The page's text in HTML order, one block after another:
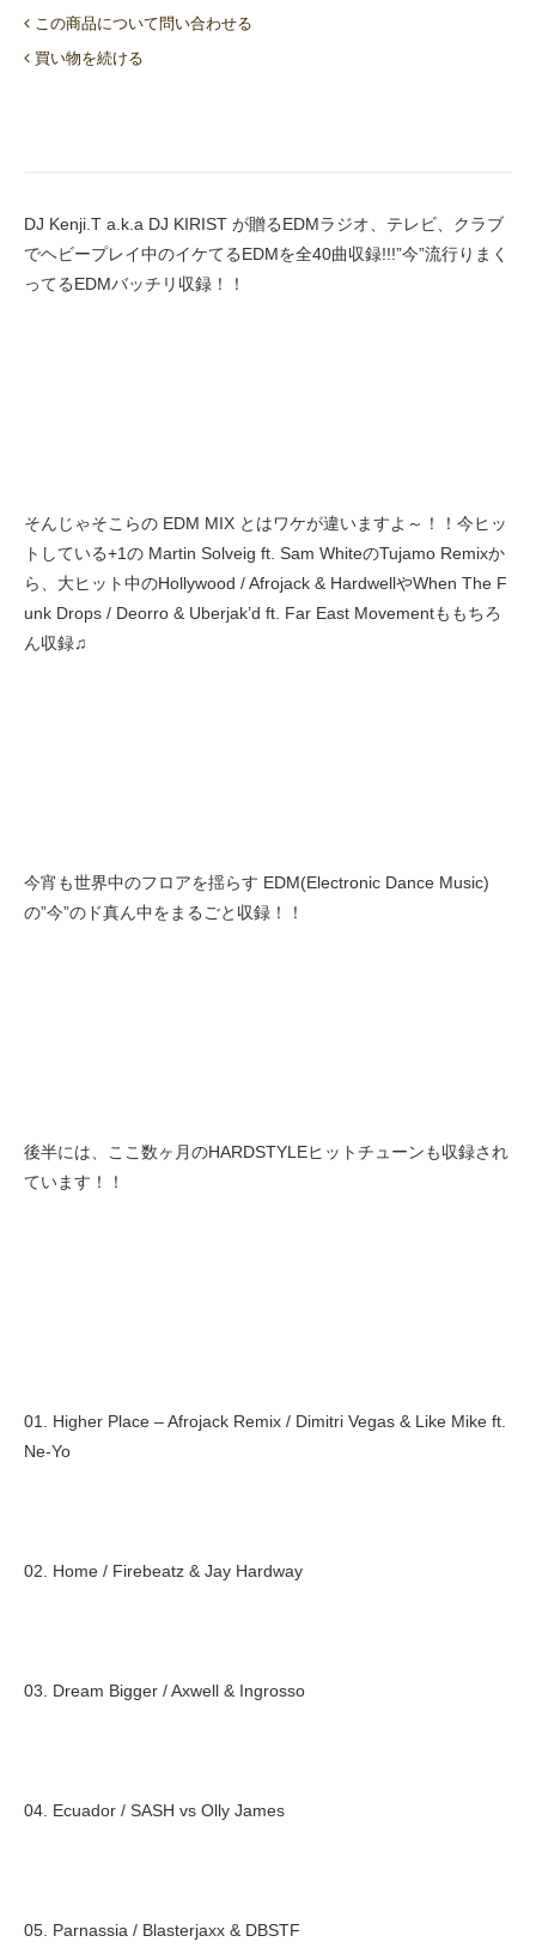
この商品について問い合わせる
買い物を続ける
DJ Kenji.T a.k.a DJ KIRIST が贈るEDMラジオ、テレビ、クラブ
でヘビープレイ中のイケてるEDMを全40曲収録!!!”今”流行りまく
ってるEDMバッチリ収録！！
そんじゃそこらの EDM MIX とはワケが違いますよ～！！今ヒッ
トしている+1の Martin Solveig ft. Sam WhiteのTujamo Remixか
ら、大ヒット中のHollywood / Afrojack & HardwellやWhen The F
unk Drops / Deorro & Uberjak’d ft. Far East Movementももちろ
ん収録♫
今宵も世界中のフロアを揺らす EDM(Electronic Dance Music)
の”今”のド真ん中をまるごと収録！！
後半には、ここ数ヶ月のHARDSTYLEヒットチューンも収録され
ています！！
01. Higher Place – Afrojack Remix / Dimitri Vegas & Like Mike ft.
Ne-Yo
02. Home / Firebeatz & Jay Hardway
03. Dream Bigger / Axwell & Ingrosso
04. Ecuador / SASH vs Olly James
05. Parnassia / Blasterjaxx & DBSTF